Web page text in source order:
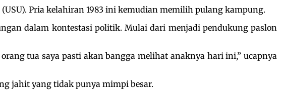
Pria kelahiran 1983 ini kemudian memilih pulang kampung.
dalam kontestasi politik. Mulai dari menjadi pendukung paslon
tua saya pasti akan bangga melihat anaknya hari ini,” ucapnya
jahit yang tidak punya mimpi besar.